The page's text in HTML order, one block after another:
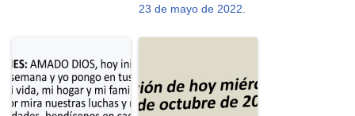
23 de mayo de 2022.